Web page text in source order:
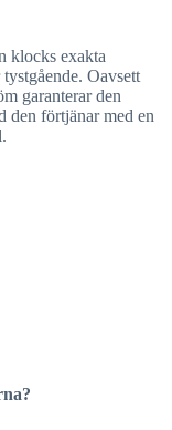
klocks exakta
Oavsett
garanterar den
den förtjänar med en